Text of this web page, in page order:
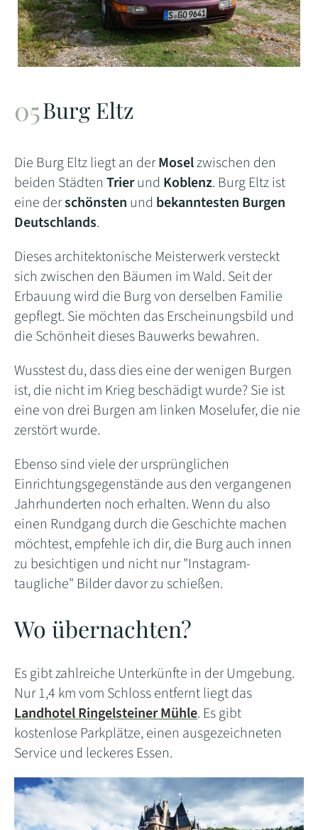
Burg Eltz
Die Burg Eltz liegt an derMoselzwischen den
beiden Städten Trierund Koblenz. Burg Eltz ist
eine derschönsten und bekanntesten Burgen
Deutschlands.
Dieses architektonische Meisterwerk versteckt
sich zwischen den Bäumen im Wald. Seit der
Erbauung wird die Burg von derselben Familie
gepflegt. Sie möchten das Erscheinungsbild und
die Schönheit dieses Bauwerks bewahren.
Wusstest du, dass dies eine der wenigen Burgen
ist, die nicht im Krieg beschädigt wurde? Sie ist
eine von drei Burgen am linken Moselufer, die nie
zerstört wurde.
Ebenso sind viele der ursprünglichen
Einrichtungsgegenstände aus den vergangenen
Jahrhunderten noch erhalten. Wenn du also
einen Rundgang durch die Geschichte machen
möchtest, empfehle ich dir, die Burg auch innen
zu besichtigen und nicht nur "Instagram-
taugliche" Bilder davor zu schießen.
Wo übernachten?
Es gibt zahlreiche Unterkünfte in der Umgebung.
Nur 1,4 km vom Schloss entfernt liegt das
Landhotel Ringelsteiner Mühle. Es gibt
kostenlose Parkplätze, einen ausgezeichneten
Service und leckeres Essen.